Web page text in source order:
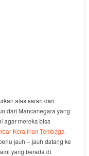
atas saran dari
dari Mancanegara yang
agar mereka bisa
Kerajinan Tembaga
jauh – jauh datang ke
yang berada di